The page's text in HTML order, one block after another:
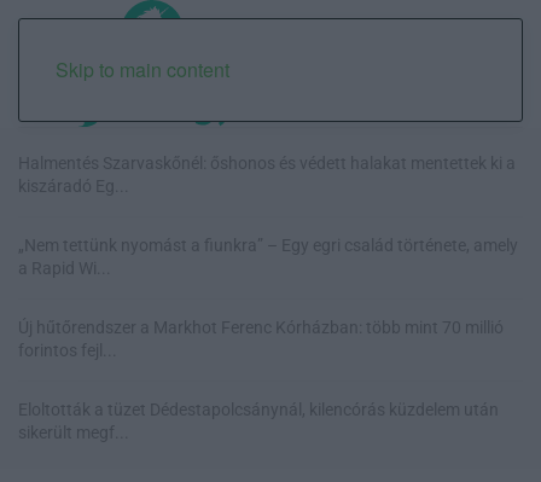
Skip to main content
Halmentés Szarvaskőnél: őshonos és védett halakat mentettek ki a
kiszáradó Eg...
„Nem tettünk nyomást a fiunkra” – Egy egri család története, amely
a Rapid Wi...
Új hűtőrendszer a Markhot Ferenc Kórházban: több mint 70 millió
forintos fejl...
Eloltották a tüzet Dédestapolcsánynál, kilencórás küzdelem után
sikerült megf...